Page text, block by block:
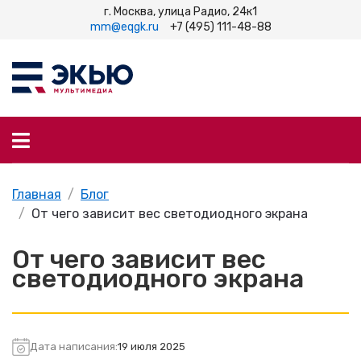
г. Москва, улица Радио, 24к1
mm@eqgk.ru
+7 (495) 111-48-88
Главная
Блог
От чего зависит вес светодиодного экрана
От чего зависит вес
светодиодного экрана
Дата написания:19 июля 2025